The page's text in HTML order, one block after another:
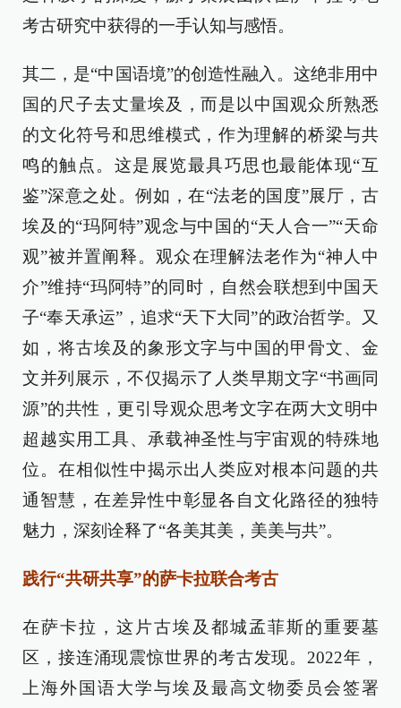
考古研究中获得的一手认知与感悟。
其二，是“中国语境”的创造性融入。这绝非用中
国的尺子去丈量埃及，而是以中国观众所熟悉
的文化符号和思维模式，作为理解的桥梁与共
鸣的触点。这是展览最具巧思也最能体现“互
鉴”深意之处。例如，在“法老的国度”展厅，古
埃及的“玛阿特”观念与中国的“天人合一”“天命
观”被并置阐释。观众在理解法老作为“神人中
介”维持“玛阿特”的同时，自然会联想到中国天
子“奉天承运”，追求“天下大同”的政治哲学。又
如，将古埃及的象形文字与中国的甲骨文、金
文并列展示，不仅揭示了人类早期文字“书画同
源”的共性，更引导观众思考文字在两大文明中
超越实用工具、承载神圣性与宇宙观的特殊地
位。在相似性中揭示出人类应对根本问题的共
通智慧，在差异性中彰显各自文化路径的独特
魅力，深刻诠释了“各美其美，美美与共”。
践行“共研共享”的萨卡拉联合考古
在萨卡拉，这片古埃及都城孟菲斯的重要墓
区，接连涌现震惊世界的考古发现。2022年，
上海外国语大学与埃及最高文物委员会签署